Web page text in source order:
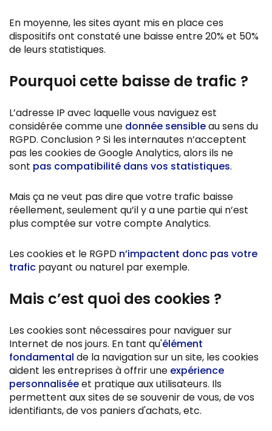
En moyenne, les sites ayant mis en place ces
dispositifs ont constaté une baisse entre 20% et 50%
de leurs statistiques.
Pourquoi cette baisse de trafic ?
L’adresse IP avec laquelle vous naviguez est
considérée comme une donnée sensibleau sens du
RGPD. Conclusion ? Si les internautes n’acceptent
pas les cookies de Google Analytics, alors ils ne
sont pas compatibilité dans vos statistiques.
Mais ça ne veut pas dire que votre trafic baisse
réellement, seulement qu’il y a une partie qui n’est
plus comptée sur votre compte Analytics.
Les cookies et le RGPD n’impactent donc pas votre
trafic payant ou naturel par exemple.
Mais c’est quoi des cookies ?
Les cookies sont nécessaires pour naviguer sur
Internet de nos jours. En tant qu'élément
fondamental de la navigation sur un site, les cookies
aident les entreprises à offrir une expérience
personnaliséeet pratique aux utilisateurs. Ils
permettent aux sites de se souvenir de vous, de vos
identifiants, de vos paniers d'achats, etc.